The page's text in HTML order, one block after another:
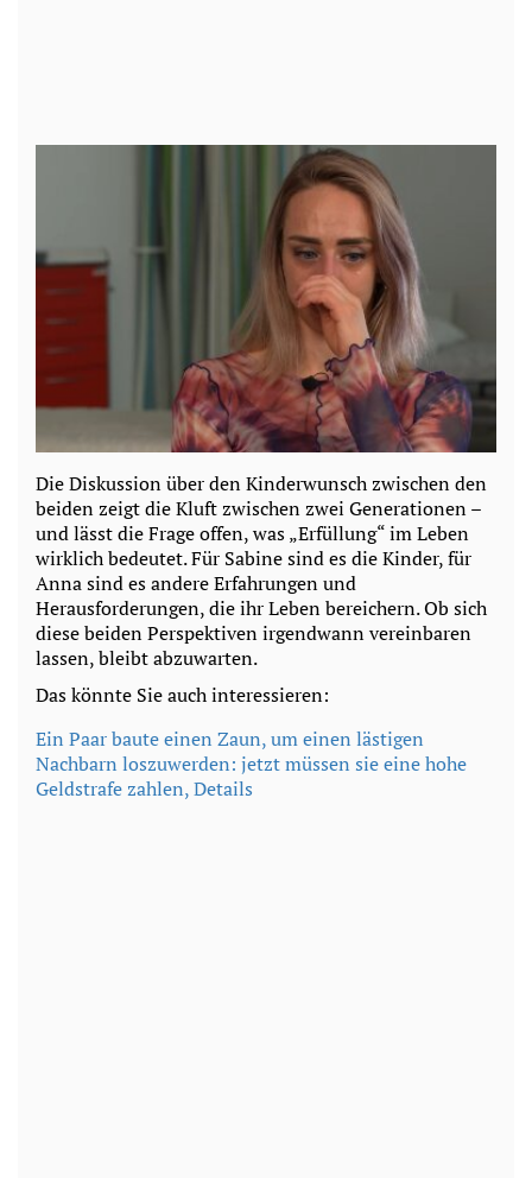
Die Diskussion über den Kinderwunsch zwischen den
beiden zeigt die Kluft zwischen zwei Generationen –
und lässt die Frage offen, was „Erfüllung“ im Leben
wirklich bedeutet. Für Sabine sind es die Kinder, für
Anna sind es andere Erfahrungen und
Herausforderungen, die ihr Leben bereichern. Ob sich
diese beiden Perspektiven irgendwann vereinbaren
lassen, bleibt abzuwarten.
Das könnte Sie auch interessieren:
Ein Paar baute einen Zaun, um einen lästigen
Nachbarn loszuwerden: jetzt müssen sie eine hohe
Geldstrafe zahlen, Details